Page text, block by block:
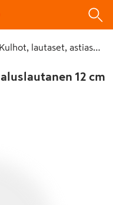
Kulhot, lautaset, astiastot
12 cm